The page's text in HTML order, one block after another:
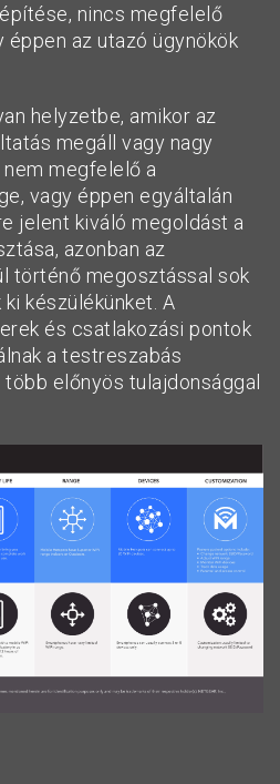
nincs megfelelő
az utazó ügynökök
helyzetbe, amikor az
megáll vagy nagy
megfelelő a
vagy éppen egyáltalán
jelent kiváló megoldást a
azonban az
történő megosztással sok
készülékünket. A
és csatlakozási pontok
a testreszabás
előnyös tulajdonsággal